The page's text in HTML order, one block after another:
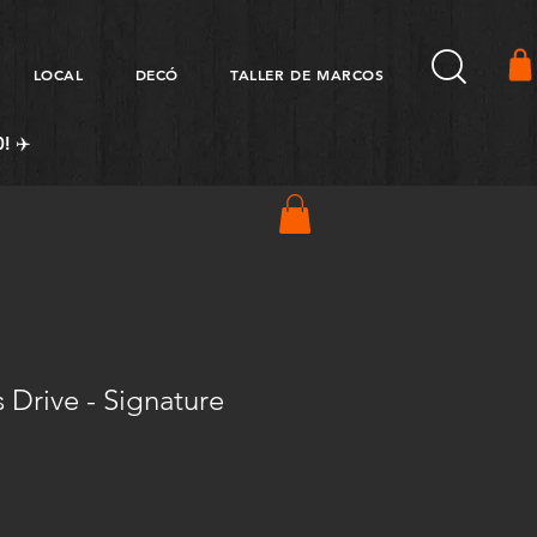
LOCAL DECÓ TALLER DE MARCOS
✈️
Drive - Signature